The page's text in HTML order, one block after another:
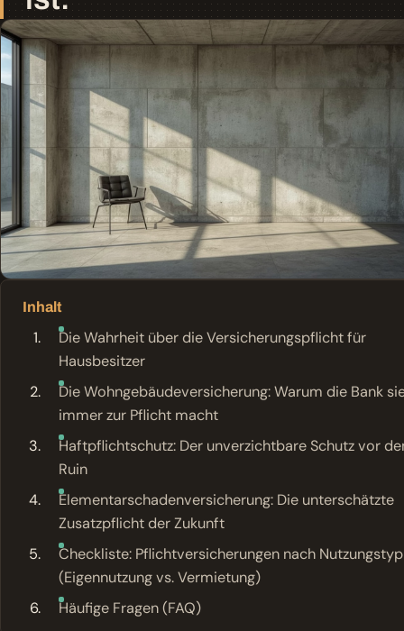
Inhalt
Die Wahrheit über die Versicherungspflicht für
Hausbesitzer
Die Wohngebäudeversicherung: Warum die Bank
immer zur Pflicht macht
Haftpflichtschutz: Der unverzichtbare Schutz vor
Ruin
Elementarschadenversicherung: Die unterschätzte
Zusatzpflicht der Zukunft
Checkliste: Pflichtversicherungen nach Nutzungstyp
(Eigennutzung vs. Vermietung)
Häufige Fragen (FAQ)